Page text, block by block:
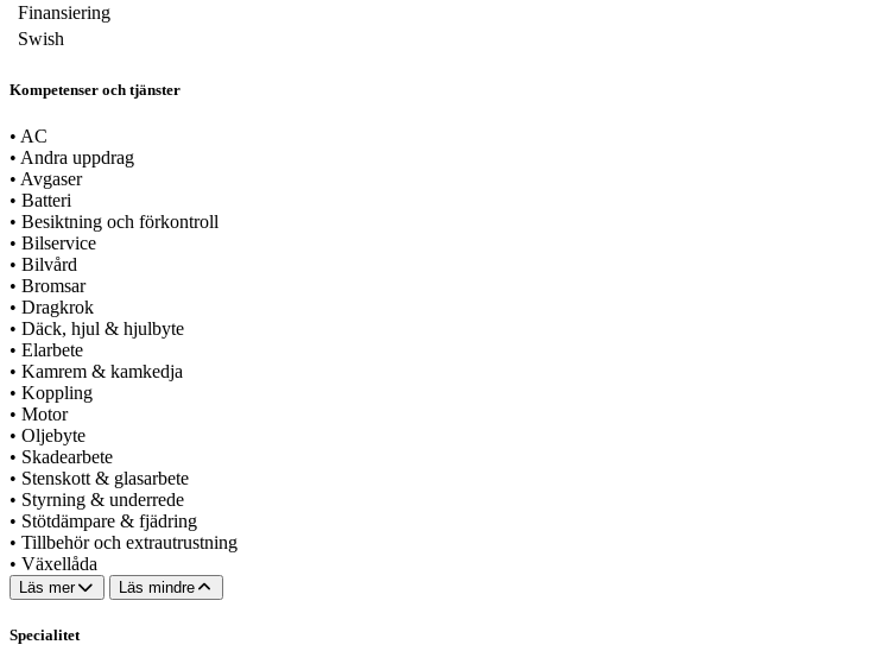
Finansiering
Swish
Kompetenser och tjänster
• AC
• Andra uppdrag
• Avgaser
• Batteri
• Besiktning och förkontroll
• Bilservice
• Bilvård
• Bromsar
• Dragkrok
• Däck, hjul & hjulbyte
• Elarbete
• Kamrem & kamkedja
• Koppling
• Motor
• Oljebyte
• Skadearbete
• Stenskott & glasarbete
• Styrning & underrede
• Stötdämpare & fjädring
• Tillbehör och extrautrustning
• Växellåda
Läs mer Läs mindre
Specialitet